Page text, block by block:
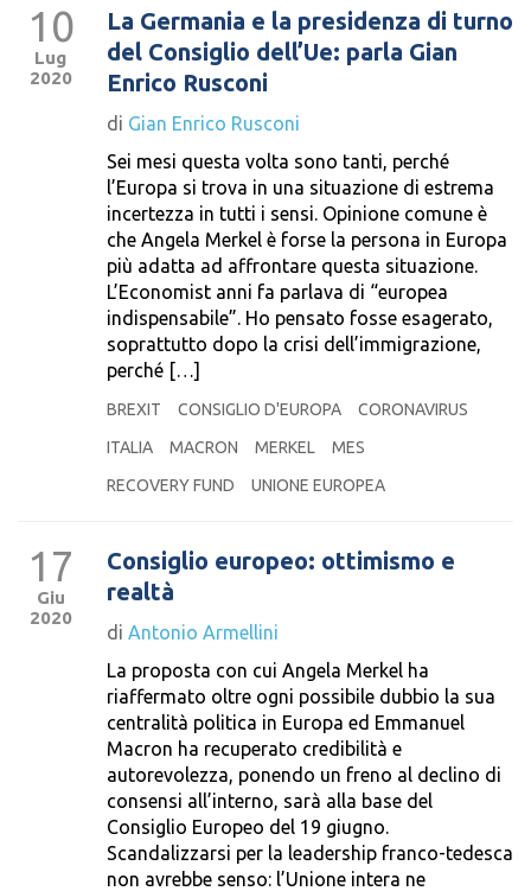
10
Lug
2020
La Germania e la presidenza di turno
del Consiglio dell’Ue: parla Gian
Enrico Rusconi
di Gian Enrico Rusconi
Sei mesi questa volta sono tanti, perché
l’Europa si trova in una situazione di estrema
incertezza in tutti i sensi. Opinione comune è
che Angela Merkel è forse la persona in Europa
più adatta ad affrontare questa situazione.
L’Economist anni fa parlava di “europea
indispensabile”. Ho pensato fosse esagerato,
soprattutto dopo la crisi dell’immigrazione,
perché […]
BREXIT CONSIGLIO D'EUROPA
CORONAVIRUS
ITALIA
MACRON MERKEL
MES
RECOVERY FUND
UNIONE EUROPEA
17
Giu
2020
Consiglio europeo: ottimismo e
realtà
di Antonio Armellini
La proposta con cui Angela Merkel ha
riaffermato oltre ogni possibile dubbio la sua
centralità politica in Europa ed Emmanuel
Macron ha recuperato credibilità e
autorevolezza, ponendo un freno al declino di
consensi all’interno, sarà alla base del
Consiglio Europeo del 19 giugno.
Scandalizzarsi per la leadership franco-tedesca
non avrebbe senso: l’Unione intera ne